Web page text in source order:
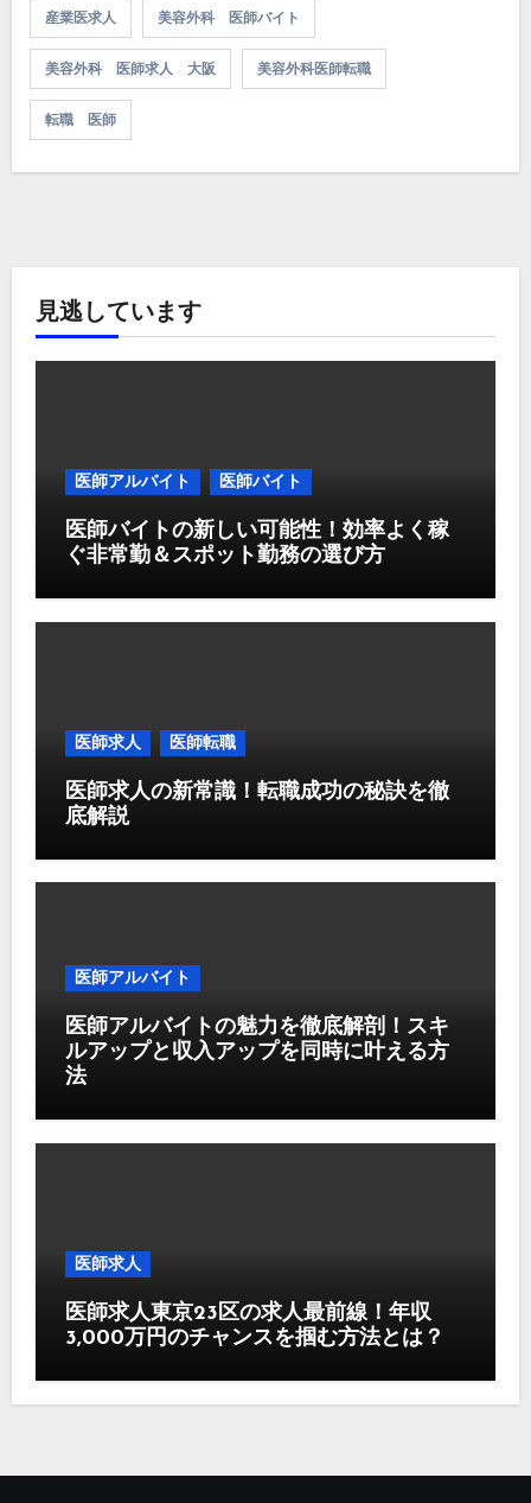
産業医求人 美容外科 医師バイト
美容外科 医師求人 大阪 美容外科医師転職
転職 医師
見逃しています
医師アルバイト 医師バイト
医師バイトの新しい可能性！効率よく稼
ぐ非常勤＆スポット勤務の選び方
医師求人 医師転職
医師求人の新常識！転職成功の秘訣を徹
底解説
医師アルバイト
医師アルバイトの魅力を徹底解剖！スキ
ルアップと収入アップを同時に叶える方
法
医師求人
医師求人東京23区の求人最前線！年収
3,000万円のチャンスを掴む方法とは？